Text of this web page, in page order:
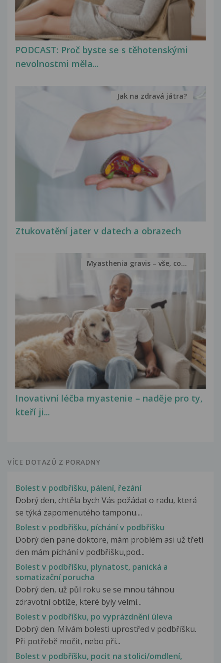
PODCAST: Proč byste se s těhotenskými
nevolnostmi měla...
Ztukovatění jater v datech a obrazech
Jak na zdravá játra?
Inovativní léčba myastenie – naděje pro ty,
kteří ji...
Myasthenia gravis – vše, co...
VÍCE DOTAZŮ Z PORADNY
Bolest v podbřišku, pálení, řezání
Dobrý den, chtěla bych Vás požádat o radu, která
se týká zapomenutého tamponu....
Bolest v podbřišku, píchání v podbřišku
Dobrý den pane doktore, mám problém asi už třetí
den mám píchání v podbřišku,pod...
Bolest v podbříšku, plynatost, panická a
somatizační porucha
Dobrý den, už půl roku se se mnou táhnou
zdravotní obtíže, které byly velmi...
Bolest v podbříšku, po vyprázdnění úleva
Dobrý den. Mívám bolesti uprostřed v podbříšku.
Při potřebě močit, nebo při...
Bolest v podbříšku, pocit na stolici/omdlení,